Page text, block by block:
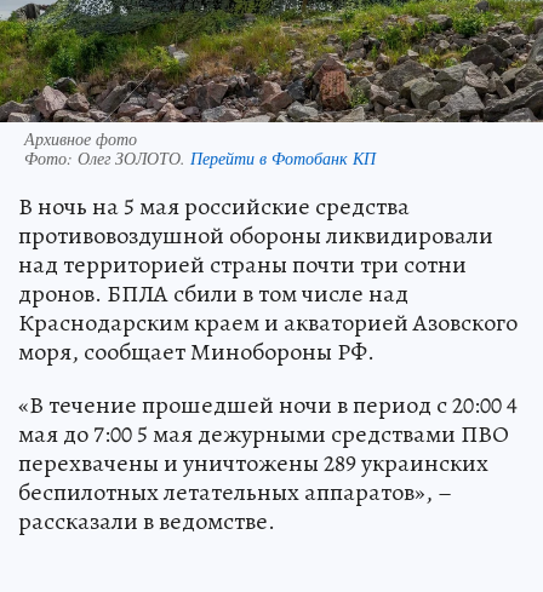
Архивное фото
Фото: Олег ЗОЛОТО. Перейти в Фотобанк КП
В ночь на 5 мая российские средства
противовоздушной обороны ликвидировали
над территорией страны почти три сотни
дронов. БПЛА сбили в том числе над
Краснодарским краем и акваторией Азовского
моря, сообщает Минобороны РФ.
«В течение прошедшей ночи в период с 20:00 4
мая до 7:00 5 мая дежурными средствами ПВО
перехвачены и уничтожены 289 украинских
беспилотных летательных аппаратов», –
рассказали в ведомстве.